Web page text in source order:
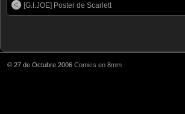
[G.I.JOE] Poster de Scarlett
© 27 de Octubre 2006 Comics en 8mm